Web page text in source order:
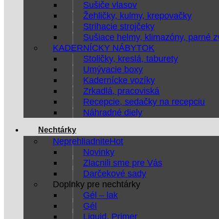
Sušiče vlasov
Žehličky, kulmy, krepovačky
Strihacie strojčeky
Sušiace helmy, klimazóny, parné
KADERNÍCKY NÁBYTOK
Stoličky, kreslá, taburety
Umývacie boxy
Kadernícke vozíky
Zrkadlá, pracoviská
Recepcie, sedačky na recepciu
Náhradné diely
Nechtárky
Neprehliadnite
Novinky
Zlacnili sme pre Vás
Darčekové sady
Doplnky pre nechtárky
Gél – lak
Gél
Liquid, Primer